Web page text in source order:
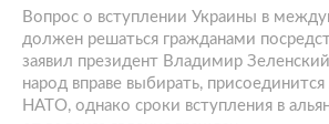
Вопрос о вступлении Украины в
должен решаться гражданами
заявил президент Владимир
народ вправе выбирать, присоединится
НАТО, однако сроки вступления в